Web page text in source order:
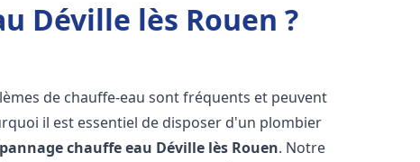
Déville lès Rouen ?
de chauffe-eau sont fréquents et peuvent
il est essentiel de disposer d'un plombier
chauffe eau Déville lès Rouen. Notre